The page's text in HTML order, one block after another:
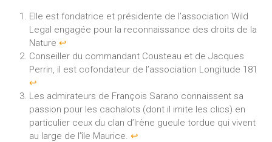
Elle est fondatrice et présidente de l’association Wild
Legal engagée pour la reconnaissance des droits de la
Nature↩︎
Conseiller du commandant Cousteau et de Jacques
Perrin, il est cofondateur de l’association Longitude 181
↩︎
Les admirateurs de François Sarano connaissent sa
passion pour les cachalots (dont il imite les clics) en
particulier ceux du clan d’Irène gueule tordue qui vivent
au large de l’île Maurice.↩︎